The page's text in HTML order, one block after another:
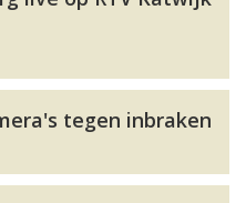
tegen inbraken